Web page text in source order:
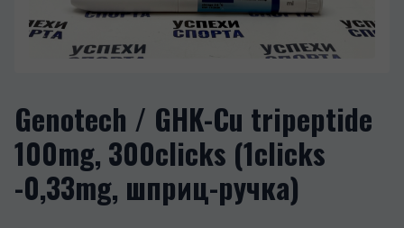
Genotech / GHK-Cu tripeptide
100mg, 300clicks (1clicks
-0,33mg, шприц-ручка)